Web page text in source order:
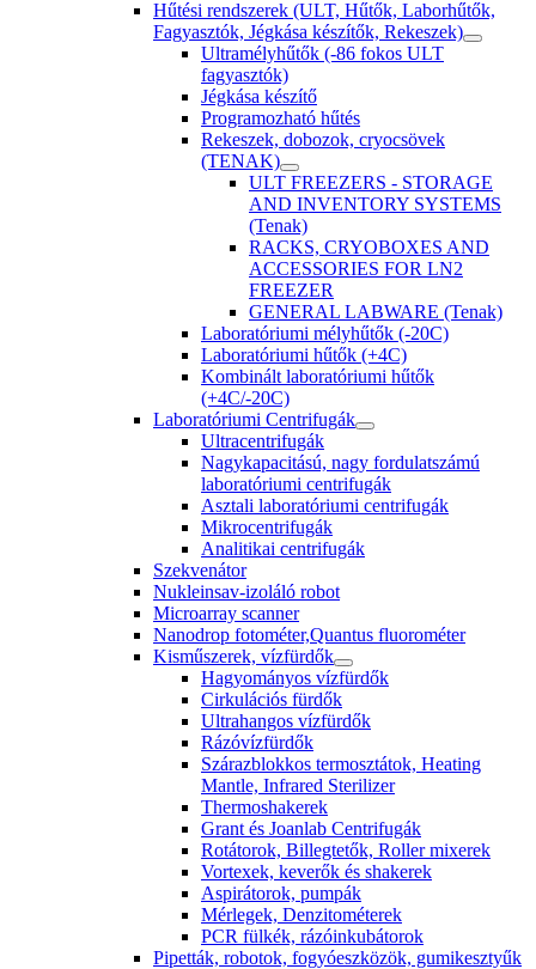
Hűtési rendszerek (ULT, Hűtők, Laborhűtők,
Fagyasztók, Jégkása készítők, Rekeszek)
Ultramélyhűtők (-86 fokos ULT
fagyasztók)
Jégkása készítő
Programozható hűtés
Rekeszek, dobozok, cryocsövek
(TENAK)
ULT FREEZERS - STORAGE
AND INVENTORY SYSTEMS
(Tenak)
RACKS, CRYOBOXES AND
ACCESSORIES FOR LN2
FREEZER
GENERAL LABWARE (Tenak)
Laboratóriumi mélyhűtők (-20C)
Laboratóriumi hűtők (+4C)
Kombinált laboratóriumi hűtők
(+4C/-20C)
Laboratóriumi Centrifugák
Ultracentrifugák
Nagykapacitású, nagy fordulatszámú
laboratóriumi centrifugák
Asztali laboratóriumi centrifugák
Mikrocentrifugák
Analitikai centrifugák
Szekvenátor
Nukleinsav-izoláló robot
Microarray scanner
Nanodrop fotométer,Quantus fluorométer
Kisműszerek, vízfürdők
Hagyományos vízfürdők
Cirkulációs fürdők
Ultrahangos vízfürdők
Rázóvízfürdők
Szárazblokkos termosztátok, Heating
Mantle, Infrared Sterilizer
Thermoshakerek
Grant és Joanlab Centrifugák
Rotátorok, Billegtetők, Roller mixerek
Vortexek, keverők és shakerek
Aspirátorok, pumpák
Mérlegek, Denzitométerek
PCR fülkék, rázóinkubátorok
Pipetták, robotok, fogyóeszközök, gumikesztyűk